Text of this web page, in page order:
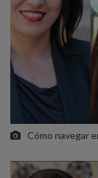
Cómo navegar